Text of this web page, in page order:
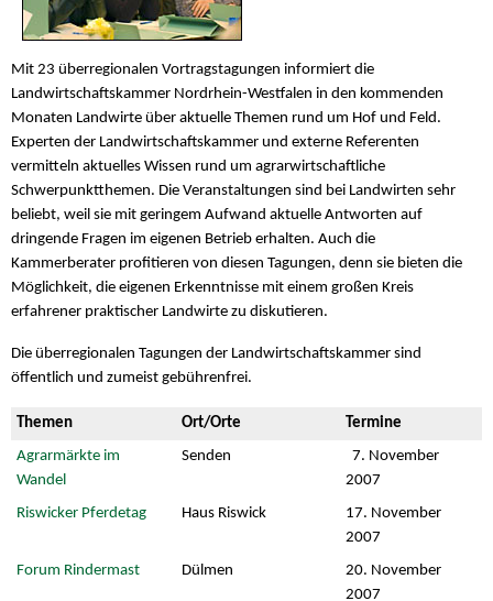
Mit 23 überregionalen Vortragstagungen informiert die
Landwirtschaftskammer Nordrhein-Westfalen in den kommenden
Monaten Landwirte über aktuelle Themen rund um Hof und Feld.
Experten der Landwirtschaftskammer und externe Referenten
vermitteln aktuelles Wissen rund um agrarwirtschaftliche
Schwerpunktthemen. Die Veranstaltungen sind bei Landwirten sehr
beliebt, weil sie mit geringem Aufwand aktuelle Antworten auf
dringende Fragen im eigenen Betrieb erhalten. Auch die
Kammerberater profitieren von diesen Tagungen, denn sie bieten die
Möglichkeit, die eigenen Erkenntnisse mit einem großen Kreis
erfahrener praktischer Landwirte zu diskutieren.
Die überregionalen Tagungen der Landwirtschaftskammer sind
öffentlich und zumeist gebührenfrei.
Themen Ort/Orte
Termine
Agrarmärkte im
Wandel
Senden
7. November
2007
Riswicker Pferdetag
Haus Riswick
17. November
2007
Forum Rindermast
Dülmen
20. November
2007